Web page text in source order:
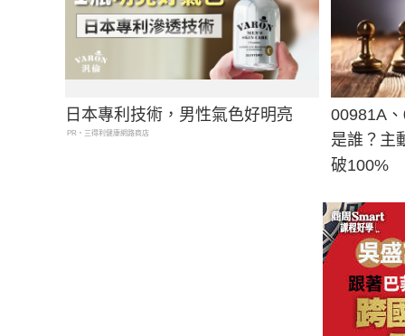
日本專利技術，男性氣色好明亮
PR・三得利健康網路商店
00981A
是誰？主
破100%